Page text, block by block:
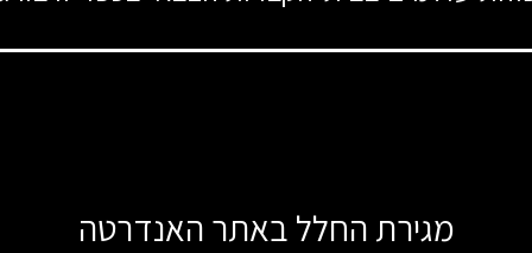
מגירת החלל באתר האנדרטה